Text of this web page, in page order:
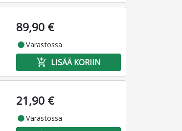
89,90 €
fiber_manual_recordVarastossa
add_shopping_cart LISÄÄ KORIIN
21,90 €
fiber_manual_recordVarastossa